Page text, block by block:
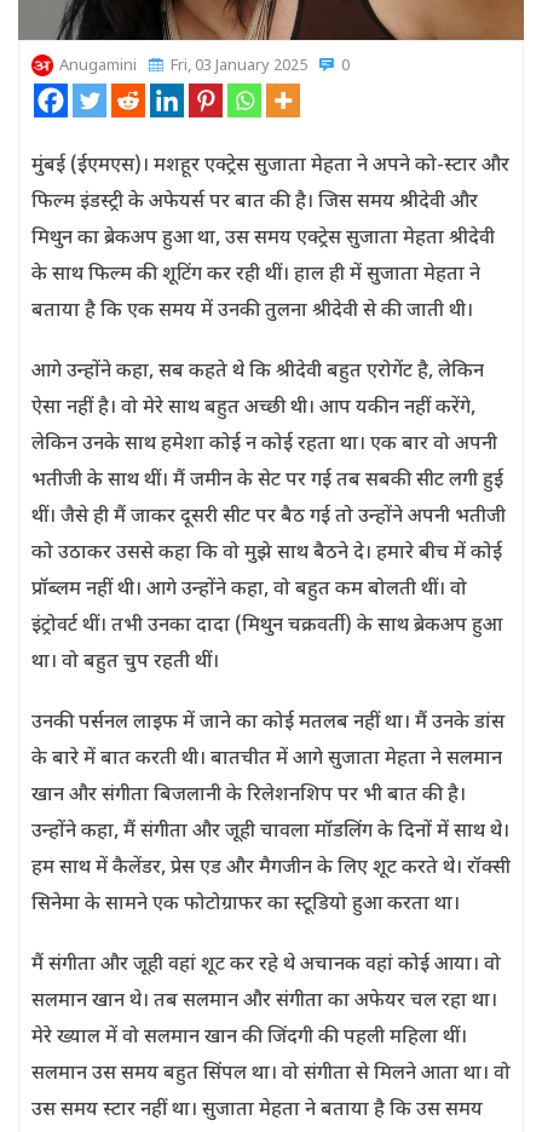
Anugamini Fri, 03 January 2025 0
मुंबई (ईएमएस)। मशहूर एक्ट्रेस सुजाता मेहता ने अपने को-स्टार और
फिल्म इंडस्ट्री के अफेयर्स पर बात की है। जिस समय श्रीदेवी और
मिथुन का ब्रेकअप हुआ था, उस समय एक्ट्रेस सुजाता मेहता श्रीदेवी
के साथ फिल्म की शूटिंग कर रही थीं। हाल ही में सुजाता मेहता ने
बताया है कि एक समय में उनकी तुलना श्रीदेवी से की जाती थी।
आगे उन्होंने कहा, सब कहते थे कि श्रीदेवी बहुत एरोगेंट है, लेकिन
ऐसा नहीं है। वो मेरे साथ बहुत अच्छी थी। आप यकीन नहीं करेंगे,
लेकिन उनके साथ हमेशा कोई न कोई रहता था। एक बार वो अपनी
भतीजी के साथ थीं। मैं जमीन के सेट पर गई तब सबकी सीट लगी हुई
थीं। जैसे ही मैं जाकर दूसरी सीट पर बैठ गई तो उन्होंने अपनी भतीजी
को उठाकर उससे कहा कि वो मुझे साथ बैठने दे। हमारे बीच में कोई
प्रॉब्लम नहीं थी। आगे उन्होंने कहा, वो बहुत कम बोलती थीं। वो
इंट्रोवर्ट थीं। तभी उनका दादा (मिथुन चक्रवर्ती) के साथ ब्रेकअप हुआ
था। वो बहुत चुप रहती थीं।
उनकी पर्सनल लाइफ में जाने का कोई मतलब नहीं था। मैं उनके डांस
के बारे में बात करती थी। बातचीत में आगे सुजाता मेहता ने सलमान
खान और संगीता बिजलानी के रिलेशनशिप पर भी बात की है।
उन्होंने कहा, मैं संगीता और जूही चावला मॉडलिंग के दिनों में साथ थे।
हम साथ में कैलेंडर, प्रेस एड और मैगजीन के लिए शूट करते थे। रॉक्सी
सिनेमा के सामने एक फोटोग्राफर का स्टूडियो हुआ करता था।
मैं संगीता और जूही वहां शूट कर रहे थे अचानक वहां कोई आया। वो
सलमान खान थे। तब सलमान और संगीता का अफेयर चल रहा था।
मेरे ख्याल में वो सलमान खान की जिंदगी की पहली महिला थीं।
सलमान उस समय बहुत सिंपल था। वो संगीता से मिलने आता था। वो
उस समय स्टार नहीं था। सुजाता मेहता ने बताया है कि उस समय